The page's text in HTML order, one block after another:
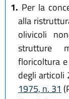
1. Per la
alla
olivicoli
strutture
floricoltura
degli articoli
1975, n. 31